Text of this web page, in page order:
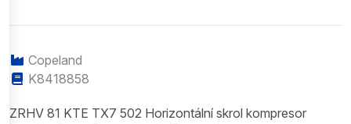
Copeland
K8418858
ZRHV 81 KTE TX7 502 Horizontální skrol kompresor